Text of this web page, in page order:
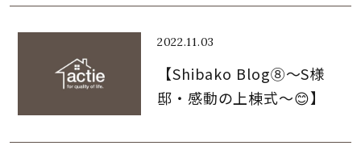
2022.11.03
【Shibako Blog⑧～S様
邸・感動の上棟式～😊】